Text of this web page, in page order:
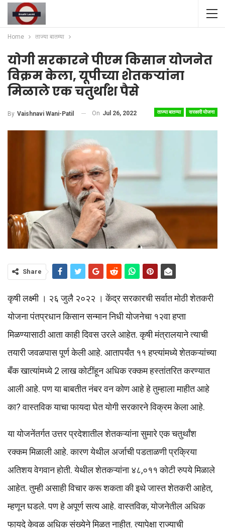
Home ताज्या बातम्या
योगी सरकारने पीएम किसान योजनेत
विक्रम केला, यूपीच्या शेतकऱ्यांना
मिळाले एक चतुर्थांश पैसे
ताज्या बातम्या सरकारी योजना
By Vaishnavi Wani-Patil On Jul 26, 2022
Share
कृषी लक्ष्मी । २६ जुलै २०२२ । केंद्र सरकारची सर्वात मोठी शेतकरी
योजना पंतप्रधान किसान सन्मान निधी योजनेचा १२वा हप्ता
मिळण्यासाठी आता काही दिवस उरले आहेत. कृषी मंत्रालयाने त्याची
तयारी जवळपास पूर्ण केली आहे. आतापर्यंत ११ हप्त्यांमध्ये शेतकऱ्यांच्या
बँक खात्यांमध्ये 2 लाख कोटींहून अधिक रक्कम हस्तांतरित करण्यात
आली आहे. पण या बाबतीत नंबर वन कोण आहे हे तुम्हाला माहीत आहे
का? वास्तविक याचा फायदा घेत योगी सरकारने विक्रम केला आहे.
या योजनेंतर्गत उत्तर प्रदेशातील शेतकऱ्यांना सुमारे एक चतुर्थांश
रक्कम मिळाली आहे. कारण येथील अर्जाची पडताळणी प्रक्रिया
अतिशय वेगवान होती. येथील शेतकऱ्यांना ४८,०११ कोटी रुपये मिळाले
आहेत. तुम्ही असाही विचार करू शकता की इथे जास्त शेतकरी आहेत,
म्हणून घडले. पण हे अपूर्ण सत्य आहे. वास्तविक, योजनेतील अधिक
फायदे केवळ अधिक संख्येने मिळत नाहीत. त्यापेक्षा राज्याची